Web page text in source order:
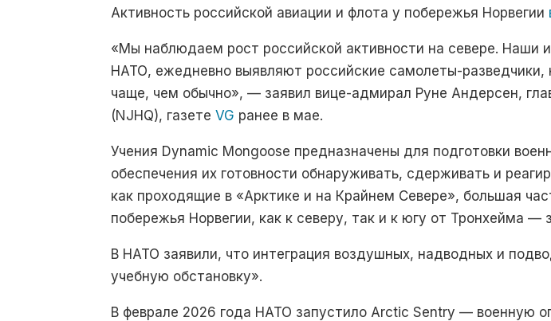
Активность российской авиации и флота у побережья Норвегии
«Мы наблюдаем рост российской активности на севере. Наши
НАТО, ежедневно выявляют российские самолеты-
чаще, чем обычно», — заявил вице-адмирал Руне Андерсен,
(NJHQ), газетеVG ранее в мае.
Учения Dynamic Mongoose предназначены для подготовки
обеспечения их готовности обнаруживать, сдерживать и
как проходящие в «Арктике и на Крайнем Севере», большая
побережья Норвегии, как к северу, так и к югу от Тронхейма —
В НАТО заявили, что интеграция воздушных, надводных и
учебную обстановку».
В феврале 2026 года НАТО запустило Arctic Sentry — военную